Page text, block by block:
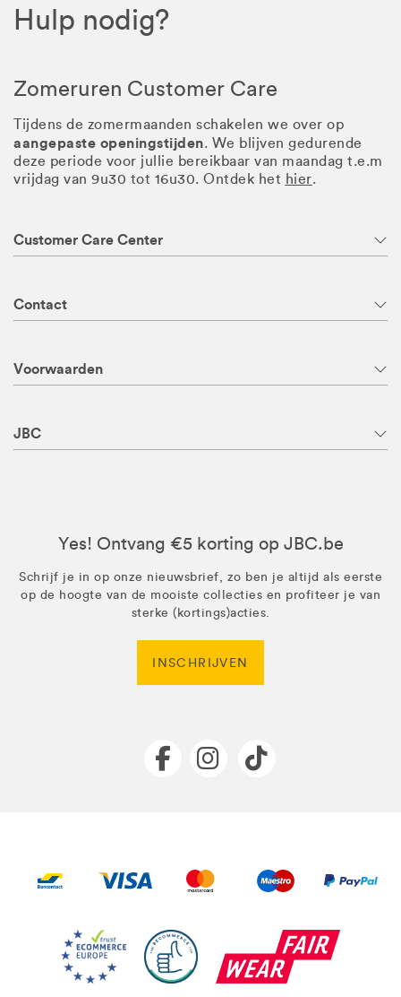
Hulp nodig?
Zomeruren Customer Care
Tijdens de zomermaanden schakelen we over op
aangepaste openingstijden. We blijven gedurende
deze periode voor jullie bereikbaar van maandag t.e.m
vrijdag van 9u30 tot 16u30. Ontdek het hier.
Customer Care Center
Contact
Voorwaarden
JBC
Yes! Ontvang €5 korting op JBC.be
Schrijf je in op onze nieuwsbrief, zo ben je altijd als eerste
op de hoogte van de mooiste collecties en profiteer je van
sterke (kortings)acties.
INSCHRIJVEN